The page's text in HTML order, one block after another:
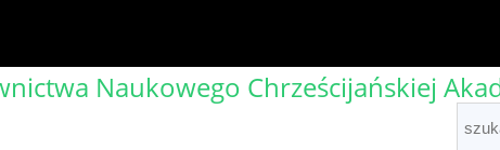
Naukowego Chrześcijańskiej